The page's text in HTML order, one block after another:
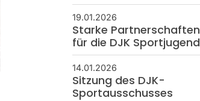
19.01.2026
Starke Partnerschaften
für die DJK Sportjugend
14.01.2026
Sitzung des DJK-
Sportausschusses